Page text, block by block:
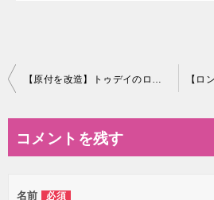
投
ビ
【原付を改造】トゥデイのロンホイ化でドキュン仕様を目指すぞ！リジットサスによる過激な振動から大事な体を守るのだ☆彡
コメントを残す
名前 必須